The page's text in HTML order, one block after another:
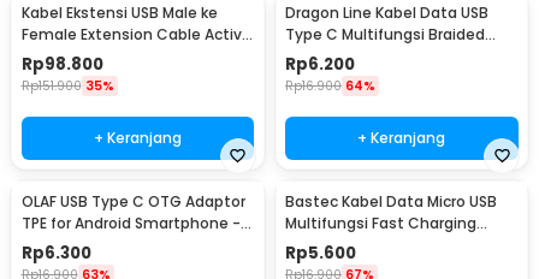
Kabel Ekstensi USB Male ke
Female Extension Cable Active
Repeater 18.4M - C380
Rp98.800
Rp151.900 35%
+ Keranjang
Dragon Line Kabel Data USB
Type C Multifungsi Braided
480Mbps 30cm - AV140
Rp6.200
Rp16.900 64%
+ Keranjang
OLAF USB Type C OTG Adaptor
TPE for Android Smartphone -
PJ1658-01
Rp6.300
Rp16.900 63%
Bastec Kabel Data Micro USB
Multifungsi Fast Charging
Braided 100cm - BN100
Rp5.600
Rp16.900 67%